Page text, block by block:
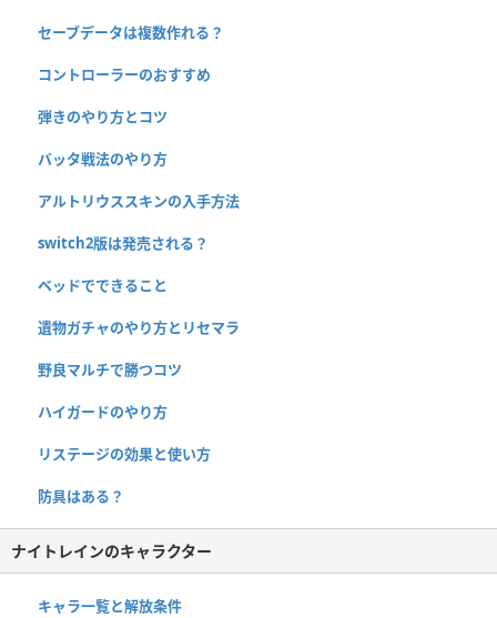
セーブデータは複数作れる？
コントローラーのおすすめ
弾きのやり方とコツ
バッタ戦法のやり方
アルトリウススキンの入手方法
switch2版は発売される？
ベッドでできること
遺物ガチャのやり方とリセマラ
野良マルチで勝つコツ
ハイガードのやり方
リステージの効果と使い方
防具はある？
ナイトレインのキャラクター
キャラ一覧と解放条件